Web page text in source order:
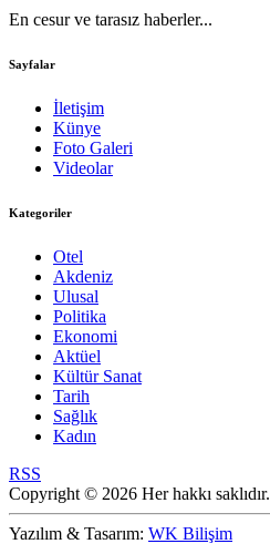
En cesur ve tarasız haberler...
Sayfalar
İletişim
Künye
Foto Galeri
Videolar
Kategoriler
Otel
Akdeniz
Ulusal
Politika
Ekonomi
Aktüel
Kültür Sanat
Tarih
Sağlık
Kadın
RSS
Copyright © 2026 Her hakkı saklıdır.
Yazılım & Tasarım: WK Bilişim